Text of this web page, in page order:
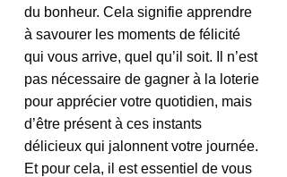
du bonheur. Cela signifie apprendre
à savourer les moments de félicité
qui vous arrive, quel qu’il soit. Il n’est
pas nécessaire de gagner à la loterie
pour apprécier votre quotidien, mais
d’être présent à ces instants
délicieux qui jalonnent votre journée.
Et pour cela, il est essentiel de vous